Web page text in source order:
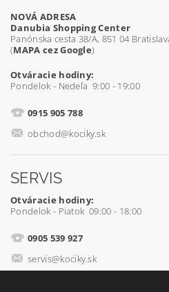
NOVÁ ADRESA
Danubia Shopping Center
Panónska cesta 38/A, 851 04
(MAPA cez Google)
Otváracie hodiny:
Pondelok - Nedeľa 9:00 - 19:00
0915 905 788
obchod@kociky.sk
SERVIS
Otváracie hodiny:
Pondelok - Piatok 09:00 - 18:00
0905 539 927
servis@kociky.sk